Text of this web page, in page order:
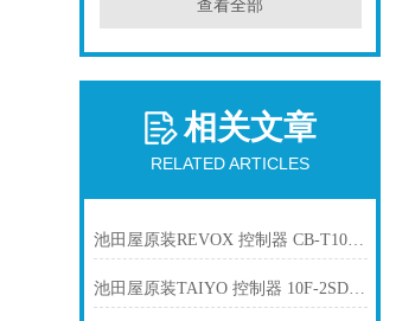
查看全部
相关文章
RELATED ARTICLES
池田屋原装REVOX 控制器 CB-T1000产品介绍技术参数
池田屋原装TAIYO 控制器 10F-2SD50产品介绍技术参数